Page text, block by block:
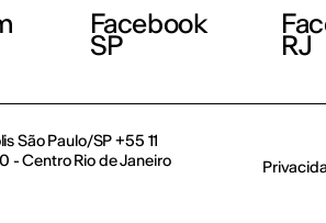
Facebook
SP RJ
São Paulo/SP +55 11
- Centro Rio de Janeiro